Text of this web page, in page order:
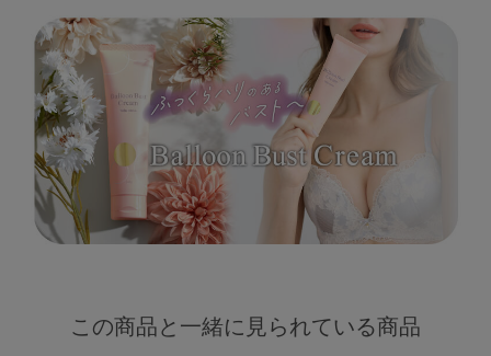
この商品と一緒に見られている商品